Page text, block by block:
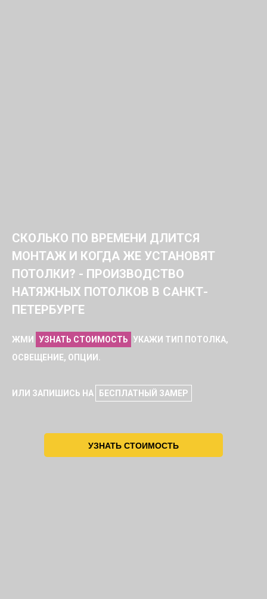
СКОЛЬКО ПО ВРЕМЕНИ ДЛИТСЯ
МОНТАЖ И КОГДА ЖЕ УСТАНОВЯТ
ПОТОЛКИ? - ПРОИЗВОДСТВО
НАТЯЖНЫХ ПОТОЛКОВ В САНКТ-
ПЕТЕРБУРГЕ
ЖМИ УЗНАТЬ СТОИМОСТЬ
УКАЖИ ТИП ПОТОЛКА,
ОСВЕЩЕНИЕ, ОПЦИИ.
ИЛИ ЗАПИШИСЬ НА БЕСПЛАТНЫЙ ЗАМЕР
УЗНАТЬ СТОИМОСТЬ